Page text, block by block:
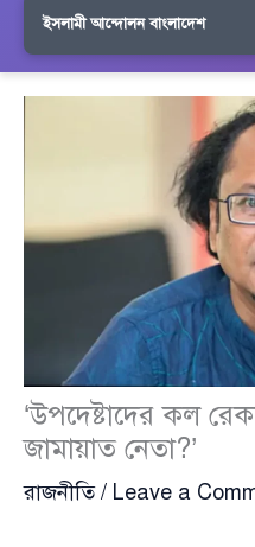
ইসলামী আন্দোলন বাংলাদেশ
‘উপদেষ্টাদের কল
জামায়াত নেতা?’
রাজনীতি/ Leave a